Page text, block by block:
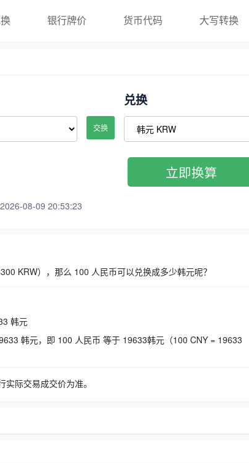
银行牌价 货币代码 大写转换
交换
兑换
08-09 20:53:23
立即换算
KRW），那么 100 人民币可以兑换成多少韩元呢？
韩元
韩元，即 100 人民币 等于 19633韩元（100 CNY = 19633
际交易成交价为准。